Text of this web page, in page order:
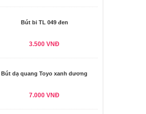
Bút bi TL 049 đen
3.500 VNĐ
Bút dạ quang Toyo xanh dương
7.000 VNĐ